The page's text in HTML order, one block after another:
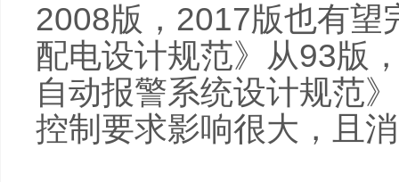
2008版，2017版也有望
配电设计规范》从93版
自动报警系统设计规范
控制要求影响很大，且